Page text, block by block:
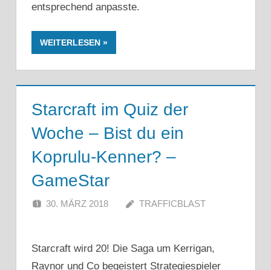
entsprechend anpasste.
WEITERLESEN
Starcraft im Quiz der
Woche – Bist du ein
Koprulu-Kenner? –
GameStar
30. MÄRZ 2018 TRAFFICBLAST
Starcraft wird 20! Die Saga um Kerrigan,
Raynor und Co begeistert Strategiespieler